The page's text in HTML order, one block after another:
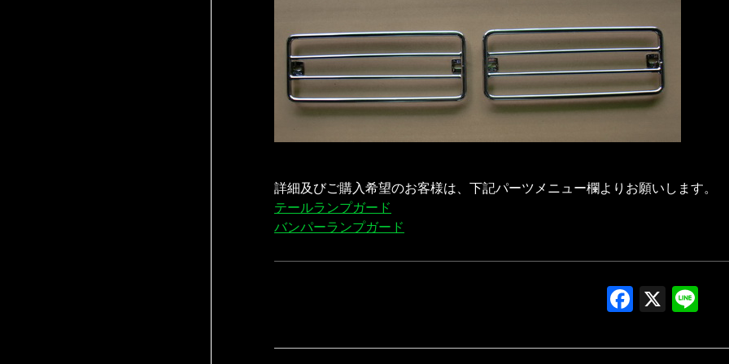
詳細及びご購入希望のお客様は、下記パーツメニュー欄よりお願いします。
テールランプガード
バンパーランプガード
X